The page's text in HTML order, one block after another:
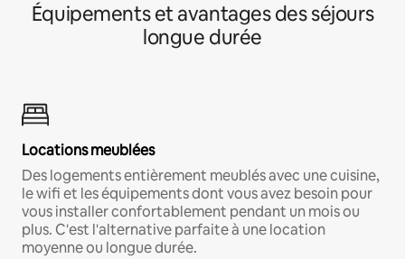
Équipements et avantages des séjours
longue durée
Locations meublées
Des logements entièrement meublés avec une cuisine,
le wifi et les équipements dont vous avez besoin pour
vous installer confortablement pendant un mois ou
plus. C'est l'alternative parfaite à une location
moyenne ou longue durée.